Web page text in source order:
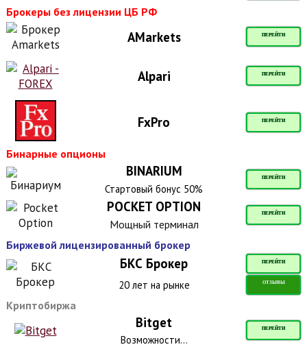
Брокеры без лицензии ЦБ РФ
AMarkets ПЕРЕЙТИ
Alpari ПЕРЕЙТИ
FxPro ПЕРЕЙТИ
Бинарные опционы
BINARIUM ПЕРЕЙТИ
Стартовый бонус 50%
POCKET OPTION ПЕРЕЙТИ
Мощный терминал
Биржевой лицензированный брокер
БКС Брокер ПЕРЕЙТИ
20 лет на рынке ОТЗЫВЫ
Криптобиржа
Bitget ПЕРЕЙТИ
Возможности...